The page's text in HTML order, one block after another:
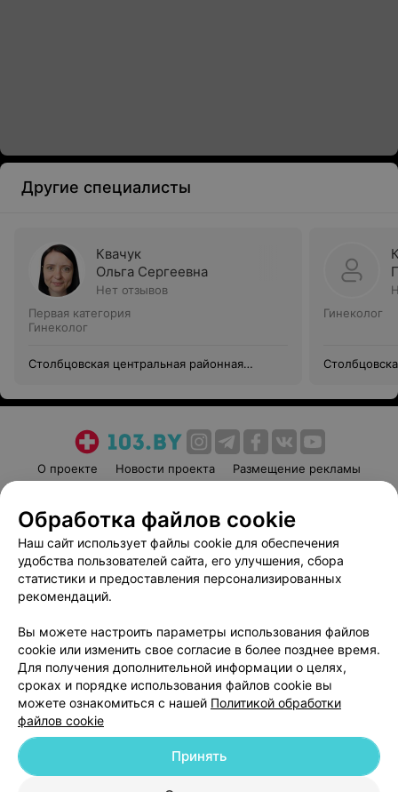
Другие специалисты
Квачук
Ольга Сергеевна
Нет отзывов
Первая категория
Гинеколог
Столбцовская центральная районная
Гинеколог
О проекте Новости проекта
Размещение рекламы
Пользовательское соглашение
Способы оплаты
Вакансии
Партнеры
Написать руководителю 103.by
Обработка персональных данных
© 2026 ООО «Артокс Лаб», УНП 191700409
| 220012, Республика Беларусь,
Обработка файлов cookie
Наш сайт использует файлы cookie для обеспечения
удобства пользователей сайта, его улучшения, сбора
статистики и предоставления персонализированных
рекомендаций.
Вы можете настроить параметры использования файлов
cookie или изменить свое согласие в более позднее время.
Для получения дополнительной информации о целях,
сроках и порядке использования файлов cookie вы
можете ознакомиться с нашей Политикой обработки
файлов cookie
Принять